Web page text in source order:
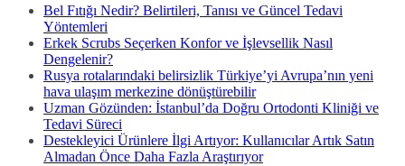
Bel Fıtığı Nedir? Belirtileri, Tanısı ve Güncel Tedavi
Yöntemleri
Erkek Scrubs Seçerken Konfor ve İşlevsellik Nasıl
Dengelenir?
Rusya rotalarındaki belirsizlik Türkiye’yi Avrupa’nın yeni
hava ulaşım merkezine dönüştürebilir
Uzman Gözünden: İstanbul’da Doğru Ortodonti Kliniği ve
Tedavi Süreci
Destekleyici Ürünlere İlgi Artıyor: Kullanıcılar Artık Satın
Almadan Önce Daha Fazla Araştırıyor